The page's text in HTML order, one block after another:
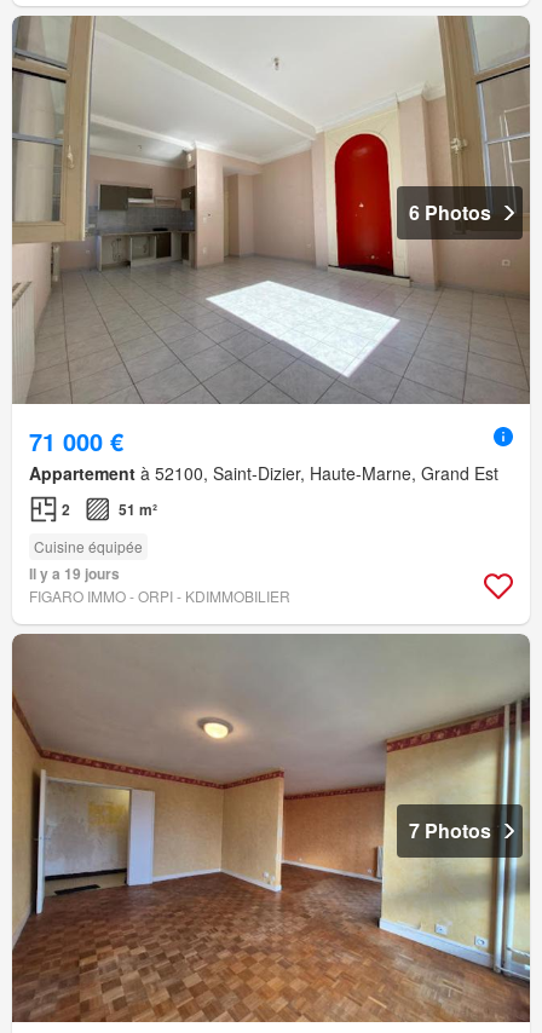
6 Photos
71 000 €
Appartement à 52100, Saint-Dizier, Haute-Marne, Grand Est
2 51 m²
Cuisine équipée
Il y a 19 jours
FIGARO IMMO - ORPI - KDIMMOBILIER
7 Photos